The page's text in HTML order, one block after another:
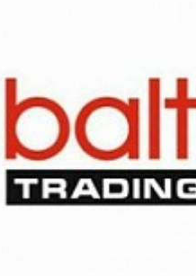
Смотреть проект